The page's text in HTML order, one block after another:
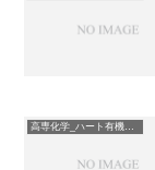
高専化学_ハート有機化学